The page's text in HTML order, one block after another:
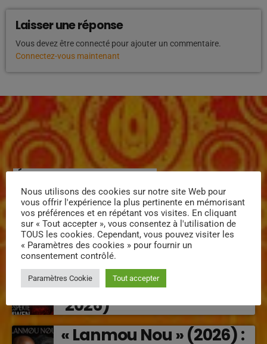
Laisser une réponse
Vous devez être connecté pour ajouter un commentaire.
Connectez-vous maintenant
ÉPISODES DE PODCAST
MISSYAL – Lanmou
Enposib : une nouvelle
voix caribéenne qui
transforme les émotions
en musique (2026)
Régine Narou : Respekte
Mwen, la voix du respect
‘2026)
« Lanmou Nou » (2026) :
Nous utilisons des cookies sur notre site Web pour
vous offrir l'expérience la plus pertinente en mémorisant
vos préférences et en répétant vos visites. En cliquant
sur « Tout accepter », vous consentez à l'utilisation de
TOUS les cookies. Cependant, vous pouvez visiter les
« Paramètres des cookies » pour fournir un
consentement contrôlé.
Paramètres Cookie Tout accepter